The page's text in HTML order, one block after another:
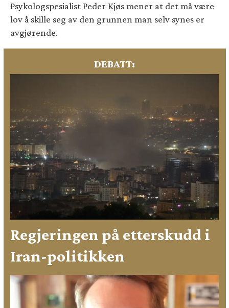
Psykologspesialist Peder Kjøs mener at det må være
lov å skille seg av den grunnen man selv synes er
avgjørende.
DEBATT:
Regjeringen på etterskudd i
Iran-politikken